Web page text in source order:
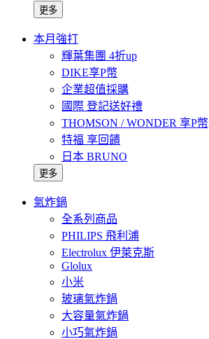
更多
本月強打
輝葉集團 4折up
DIKE享P幣
企業超值採購
國際 登記送好禮
THOMSON / WONDER 享P幣
特福 享回饋
日本 BRUNO
更多
氣炸鍋
全系列商品
PHILIPS 飛利浦
Electrolux 伊萊克斯
Glolux
小米
玻璃氣炸鍋
大容量氣炸鍋
小巧氣炸鍋